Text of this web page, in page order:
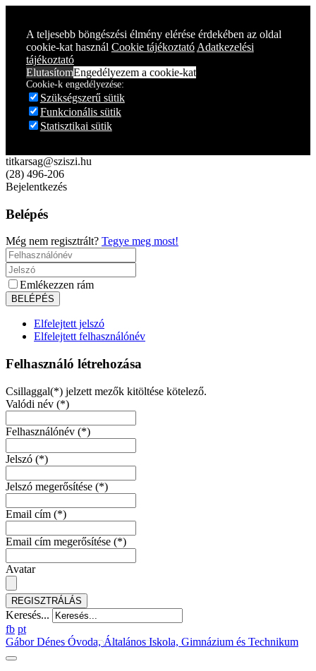
A teljesebb böngészési élmény elérése érdekében az oldal
cookie-kat használ Cookie tájékoztató Adatkezelési
tájékoztató
ElutasítomEngedélyezem a cookie-kat
Cookie-k engedélyezése:
Szükségszerű sütik
Funkcionális sütik
Statisztikai sütik
titkarsag@sziszi.hu
(28) 496-206
Bejelentkezés
Belépés
Még nem regisztrált? Tegye meg most!
Emlékezzen rám
Elfelejtett jelszó
Elfelejtett felhasználónév
Felhasználó létrehozása
Csillaggal(*) jelzett mezők kitöltése kötelező.
Valódi név (*)
Felhasználónév (*)
Jelszó (*)
Jelszó megerősítése (*)
Email cím (*)
Email cím megerősítése (*)
Avatar
REGISZTRÁLÁS
Keresés...
fb pt
Gábor Dénes Óvoda, Általános Iskola, Gimnázium és Technikum